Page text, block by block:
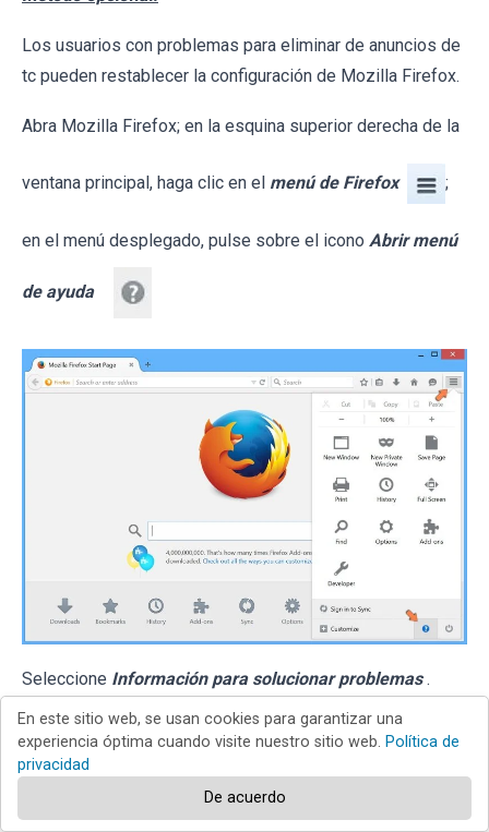
Los usuarios con problemas para eliminar de anuncios de
tc pueden restablecer la configuración de Mozilla Firefox.
Abra Mozilla Firefox; en la esquina superior derecha de la
ventana principal, haga clic en el menú de Firefox ;
en el menú desplegado, pulse sobre el icono Abrir menú
de ayuda
Seleccione Información para solucionar problemas .
En este sitio web, se usan cookies para garantizar una
experiencia óptima cuando visite nuestro sitio web. Política de
privacidad
De acuerdo